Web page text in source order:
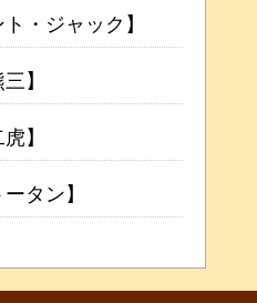
・ジャック】
】
】
タン】